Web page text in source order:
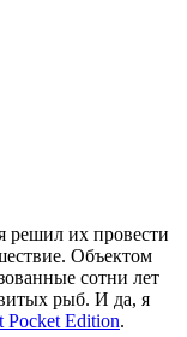
их провести
Объектом
сотни лет
рыб. И да, я
Pocket Edition.